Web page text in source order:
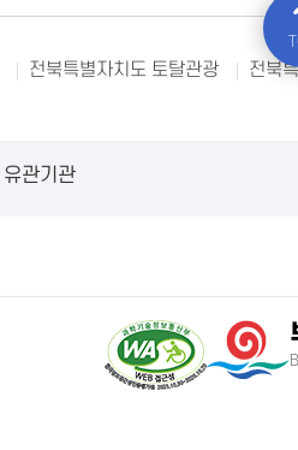
전북특별자치도 토탈관광
전북
유관기관